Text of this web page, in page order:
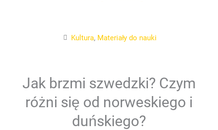
Kultura, Materiały do nauki
Jak brzmi szwedzki? Czym
różni się od norweskiego i
duńskiego?